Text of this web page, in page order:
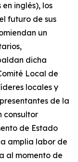
inglés), los
futuro de sus
un
dicha
Local de
locales y
de la
consultor
de Estado
amplia labor de
al momento de